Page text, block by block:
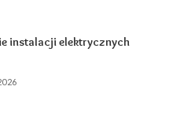
instalacji elektrycznych